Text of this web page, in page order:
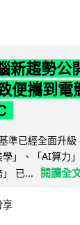
新趨勢公
攜到電
準已經全面升
」、「AI算力
已...
閱讀全
享